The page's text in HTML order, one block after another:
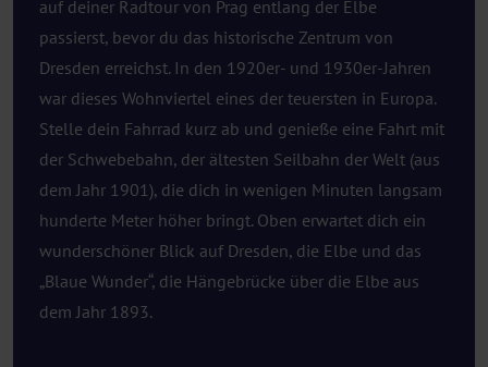
auf deiner Radtour von Prag entlang der Elbe
passierst, bevor du das historische Zentrum von
Dresden erreichst. In den 1920er- und 1930er-Jahren
war dieses Wohnviertel eines der teuersten in Europa.
Stelle dein Fahrrad kurz ab und genieße eine Fahrt mit
der Schwebebahn, der ältesten Seilbahn der Welt (aus
dem Jahr 1901), die dich in wenigen Minuten langsam
hunderte Meter höher bringt. Oben erwartet dich ein
wunderschöner Blick auf Dresden, die Elbe und das
„Blaue Wunder“, die Hängebrücke über die Elbe aus
dem Jahr 1893.